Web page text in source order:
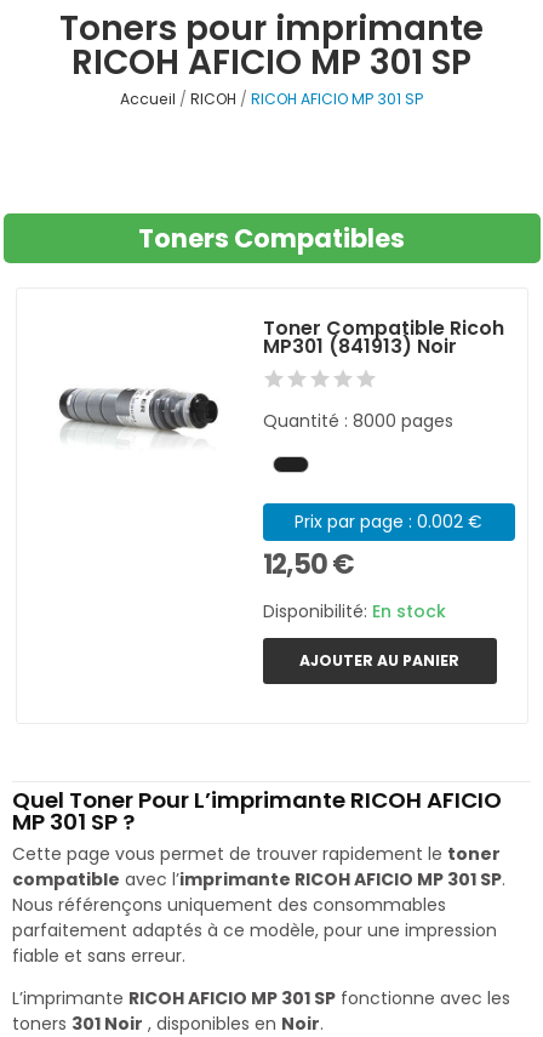
Toners pour imprimante
RICOH AFICIO MP 301 SP
Accueil RICOH RICOH AFICIO MP 301 SP
Toners Compatibles
Toner Compatible Ricoh
MP301 (841913) Noir
Quantité : 8000 pages
Prix par page : 0.002 €
12,50 €
Disponibilité: En stock
AJOUTER AU PANIER
Quel Toner Pour L’imprimante RICOH AFICIO
MP 301 SP ?
Cette page vous permet de trouver rapidement le toner
compatible avec l’imprimante RICOH AFICIO MP 301 SP.
Nous référençons uniquement des consommables
parfaitement adaptés à ce modèle, pour une impression
fiable et sans erreur.
L’imprimante RICOH AFICIO MP 301 SP fonctionne avec les
toners 301 Noir , disponibles en Noir.